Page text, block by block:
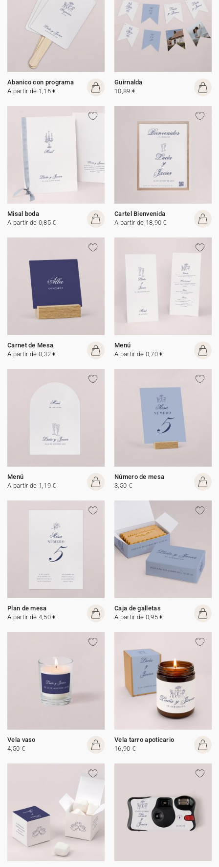
Abanico con programa
A partir de 1,16 €
Guirnalda
10,89 €
Misal boda
A partir de 0,85 €
Cartel Bienvenida
A partir de 18,90 €
Carnet de Mesa
A partir de 0,32 €
Menú
A partir de 0,70 €
Menú
A partir de 1,19 €
Número de mesa
3,50 €
Plan de mesa
A partir de 4,50 €
Caja de galletas
A partir de 0,95 €
Vela vaso
4,50 €
Vela tarro apoticario
16,90 €